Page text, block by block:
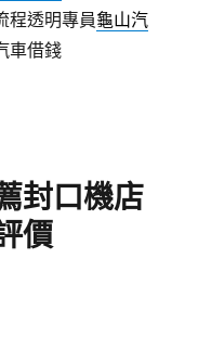
程透明專員龜山汽
車借錢
封口機店
價